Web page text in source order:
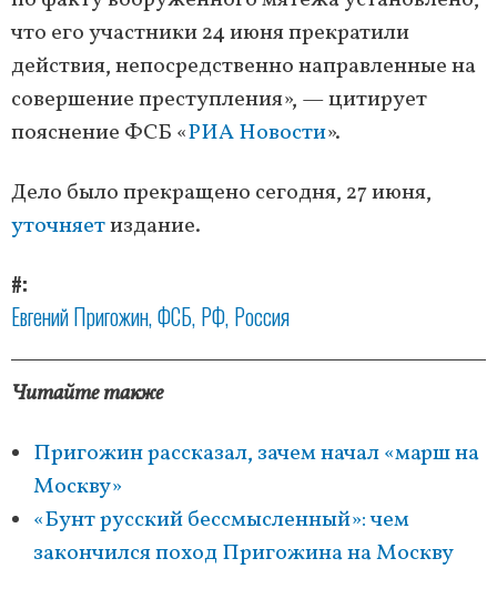
что его участники 24 июня прекратили
действия, непосредственно направленные на
совершение преступления», — цитирует
пояснение ФСБ «РИА Новости».
Дело было прекращено сегодня, 27 июня,
уточняетиздание.
#
Евгений Пригожин ФСБ РФ Россия
Читайте также
Пригожин рассказал, зачем начал «марш на
Москву»
«Бунт русский бессмысленный»: чем
закончился поход Пригожина на Москву